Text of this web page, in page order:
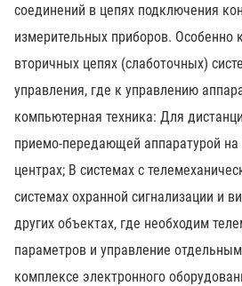
соединений в цепях подключения
измерительных приборов. Особенно
вторичных цепях (слаботочных)
управления, где к управлению
компьютерная техника: Для
приемо-передающей аппаратурой
центрах; В системах с
системах охранной сигнализации и
других объектах, где необходим
параметров и управление
комплексе электронного